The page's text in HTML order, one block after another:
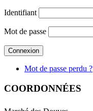
Identifiant
Mot de passe
Mot de passe perdu ?
COORDONNÉES